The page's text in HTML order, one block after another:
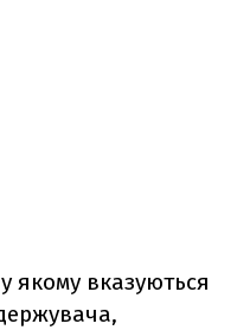
якому вказуються